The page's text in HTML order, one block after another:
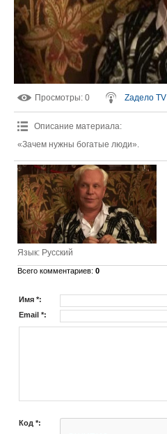
Просмотры: 0 Zадело TV
Описание материала:
«Зачем нужны богатые люди».
Язык: Русский
Всего комментариев: 0
Имя *:
Email *:
Код *: